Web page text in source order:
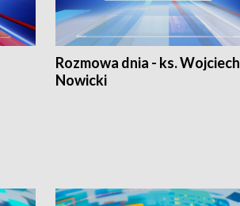
Rozmowa dnia - ks. Wojciech
Nowicki